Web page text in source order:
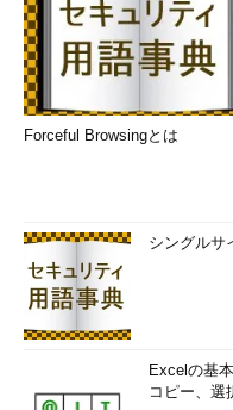
Forceful Browsingとは
シングルサ
Excelの基
コピー、選